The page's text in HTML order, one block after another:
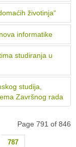
životinja“
informatike
studiranja u
studija,
Završnog rada
Page 791 of 846
787